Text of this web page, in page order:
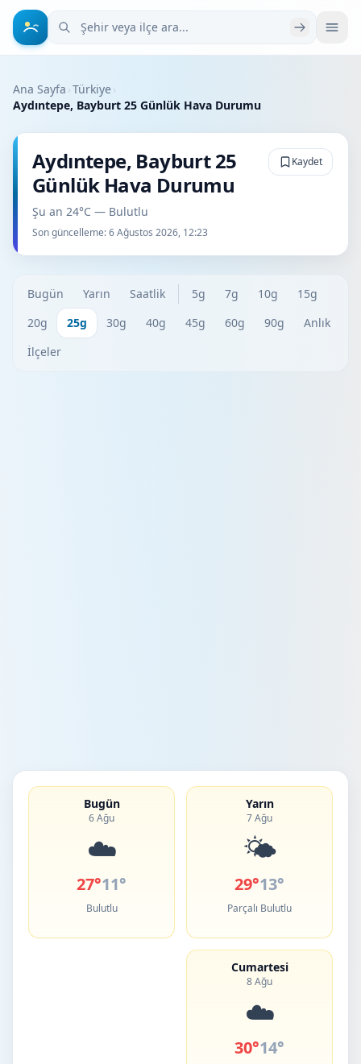
Şehir veya ilçe ara
Ana Sayfa ›Türkiye›
Aydıntepe, Bayburt 25 Günlük Hava Durumu
Aydıntepe, Bayburt 25
Günlük Hava Durumu
Şu an 24°C — Bulutlu
Son güncelleme:6 Ağustos 2026, 12:23
Kaydet
Bugün Yarın Saatlik 5g 7g 10g
15g
20g
25g 30g 40g 45g 60g 90g
Anlık
İlçeler
Bugün
6 Ağu
☁️
27°11°
Bulutlu
Yarın
7 Ağu
🌤️
29°13°
Parçalı Bulutlu
Cumartesi
8 Ağu
☁️
30°14°